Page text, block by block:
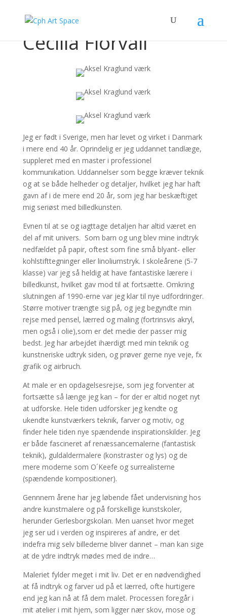
Cecilia Florvall
Jeg er født i Sverige, men har levet og virket i Danmark
i mere end 40 år. Oprindelig er jeg uddannet tandlæge,
suppleret med en master i professionel
kommunikation. Uddannelser som begge kræver teknik
og at se både helheder og detaljer, hvilket jeg har haft
gavn af i de mere end 20 år, som jeg har beskæftiget
mig seriøst med billedkunsten.
Evnen til at se og iagttage detaljen har altid været en
del af mit univers. Som barn og ung blev mine indtryk
nedfældet på papir, oftest som fine små blyant- eller
kohlstifttegninger eller linoliumstryk. I skoleårene (5-7
klasse) var jeg så heldig at have fantastiske lærere i
billedkunst, hvilket gav mod til at fortsætte. Omkring
slutningen af 1990-erne var jeg klar til nye udfordringer.
Større motiver trængte sig på, og jeg begyndte min
rejse med pensel, lærred og maling (fortrinsvis akryl,
men også i olie),som er det medie der passer mig
bedst. Jeg har arbejdet ihærdigt med min teknik og
kunstneriske udtryk siden, og prøver gerne nye veje, fx
grafik og airbruch.
At male er en opdagelsesrejse, som jeg forventer at
fortsætte så længe jeg kan – for der er altid noget nyt
at udforske. Hele tiden udforsker jeg kendte og
ukendte kunstværkers teknik, farver og motiv, og
finder hele tiden nye spændende inspirationskilder. Jeg
er både fascineret af renæssancemalerne (fantastisk
teknik), guldaldermalere (konstraster og lys) og de
mere moderne som O´Keefe og surrealisterne
(spændende kompositioner).
Gennnem årene har jeg løbende fået undervisning hos
andre kunstmalere og på forskellige kunstskoler,
herunder Gerlesborgskolan. Men uanset hvor meget
jeg ser ud i verden og inspireres af andre, er det
indefra mig selv billederne bliver dannet – man kan sige
at de ydre indtryk mødes med de indre…
Maleriet fylder meget i mit liv. Det er en nødvendighed
at få indtryk og farver ud på et lærred, ofte hurtigere
end jeg kan nå at få dem malet. Processen foregår i
mit atelier i mit hjem, som ligger nær skov, mose og